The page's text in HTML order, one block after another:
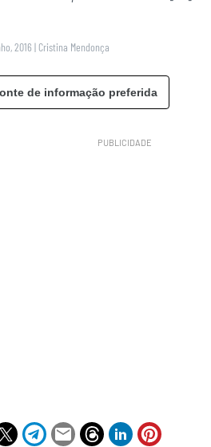
2016 | Cristina Mendonça
de informação preferida